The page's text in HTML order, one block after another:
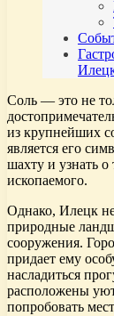
Соль — это не
из крупнейших
является его
шахту и узнать о
ископаемого.
Однако, Илецк
природные
сооружения.
придает ему
насладиться
расположены
попробовать